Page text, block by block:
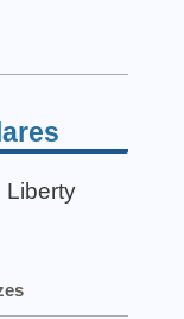
Liberty